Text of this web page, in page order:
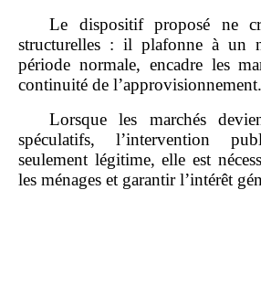
Le dispositif proposé ne
structurelles : il plafonne à un
période normale, encadre les
continuité de l’approvisionnement.
Lorsque les marchés
spéculatifs, l’intervention
seulement légitime, elle est
les ménages et garantir l’intérêt